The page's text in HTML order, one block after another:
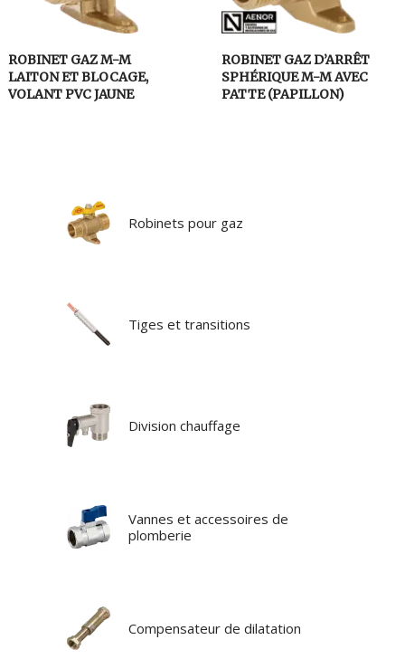
ROBINET GAZ M-M
LAITON ET BLOCAGE,
VOLANT PVC JAUNE
ROBINET GAZ D’ARRÊT
SPHÉRIQUE M-M AVEC
PATTE (PAPILLON)
Robinets pour gaz
Tiges et transitions
Division chauffage
Vannes et accessoires de
plomberie
Compensateur de dilatation